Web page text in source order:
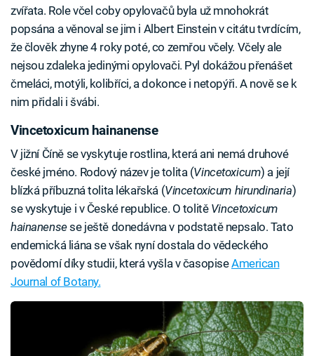
zvířata. Role včel coby opylovačů byla už mnohokrát
popsána a věnoval se jim i Albert Einstein v citátu tvrdícím,
že člověk zhyne 4 roky poté, co zemřou včely. Včely ale
nejsou zdaleka jedinými opylovači. Pyl dokážou přenášet
čmeláci, motýli, kolibříci, a dokonce i netopýři. A nově se k
nim přidali i švábi.
Vincetoxicum hainanense
V jižní Číně se vyskytuje rostlina, která ani nemá druhové
české jméno. Rodový název je tolita (Vincetoxicum) a její
blízká příbuzná tolita lékařská (Vincetoxicum hirundinaria)
se vyskytuje i v České republice. O tolitě Vincetoxicum
hainanensese ještě donedávna v podstatě nepsalo. Tato
endemická liána se však nyní dostala do vědeckého
povědomí díky studii, která vyšla v časopiseAmerican
Journal of Botany.